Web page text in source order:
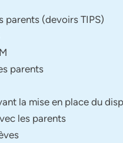
parents (devoirs TIPS)
parents
la mise en place du
les parents